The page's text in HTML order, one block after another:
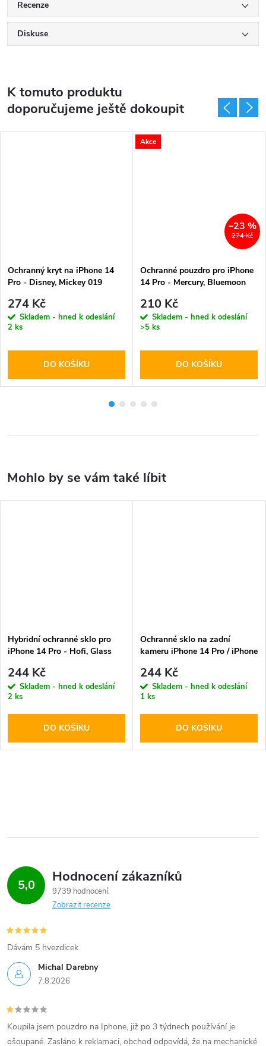
Recenze
Diskuse
K tomuto produktu
doporučujeme ještě dokoupit
Ochranný kryt na iPhone 14
Pro - Disney, Mickey 019
274 Kč
Skladem - hned k odeslání
2 ks
DO KOŠÍKU
Akce
274 Kč
–23 %
Ochranné pouzdro pro iPhone
14 Pro - Mercury, Bluemoon
210 Kč
Skladem - hned k odeslání
>5 ks
DO KOŠÍKU
Hybridní ochranné sklo pro
iPhone 14 Pro - Hofi, Glass
244 Kč
Skladem - hned k odeslání
2 ks
DO KOŠÍKU
Ochranné sklo na zadní
kameru iPhone 14 Pro / iPhone
Clear
244 Kč
Skladem - hned k odeslání
1 ks
DO KOŠÍKU
5,0 Hodnocení zákazníků
9739 hodnocení
Zobrazit recenze
Michal Darebny
7.8.2026
Dávám 5 hvezdicek
Koupila jsem pouzdro na Iphone, již po 3 týdnech používání je
ošoupané. Zasláno k reklamaci, obchod odpovídá, že na mechanické